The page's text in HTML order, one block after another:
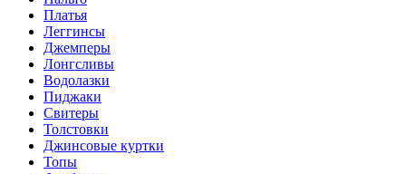
Платья
Леггинсы
Джемперы
Лонгсливы
Водолазки
Пиджаки
Свитеры
Толстовки
Джинсовые куртки
Топы